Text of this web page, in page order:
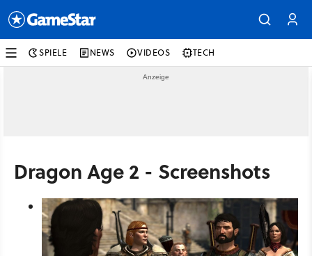
SPIELE NEWS VIDEOS TECH
Dragon Age 2 - Screenshots